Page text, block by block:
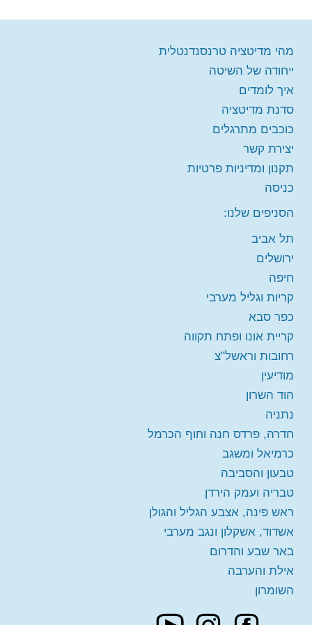
לימוד המדיטציה הטרנסנדנטלית מצריך הנחיה מדויקת של מורה
מיומן ומוסמך להוראת השיטה. הקורס הינו קורס פרונטלי וכולל
(פרט למבוא) ארבע פגישות שאורכות כשעה וחצי.
השתתפות בקורס מקנה למשתתף חברות לכל החיים,
שמאפשרת לו לחזור בכל עת לקבל תמיכה ולוודא את
נכונות ויעילות התרגול - בפגישה קבוצתית או אישית,
כל מי ששמע הרצאת מבוא יכול להירשם לקורס, כאשר השלב
מענה על שאלות ובדיקת אפשרויות הרשמה לפי מועדי הקורסים
הקרובים.
תיאום שיחה אישית עם מורה
מהי מדיטציה טרנסנדנטלית
ייחודה של השיטה
איך לומדים
סדנת מדיטציה
כוכבים מתרגלים
יצירת קשר
תקנון ומדיניות פרטיות
כניסה
הסניפים שלנו:
תל אביב
ירושלים
חיפה
קריות וגליל מערבי
כפר סבא
קריית אונו ופתח תקווה
רחובות וראשל"צ
מודיעין
הוד השרון
נתניה
חדרה, פרדס חנה וחוף הכרמל
כרמיאל ומשגב
טבעון והסביבה
טבריה ועמק הירדן
ראש פינה, אצבע הגליל והגולן
אשדוד, אשקלון ונגב מערבי
באר שבע והדרום
אילת והערבה
השומרון